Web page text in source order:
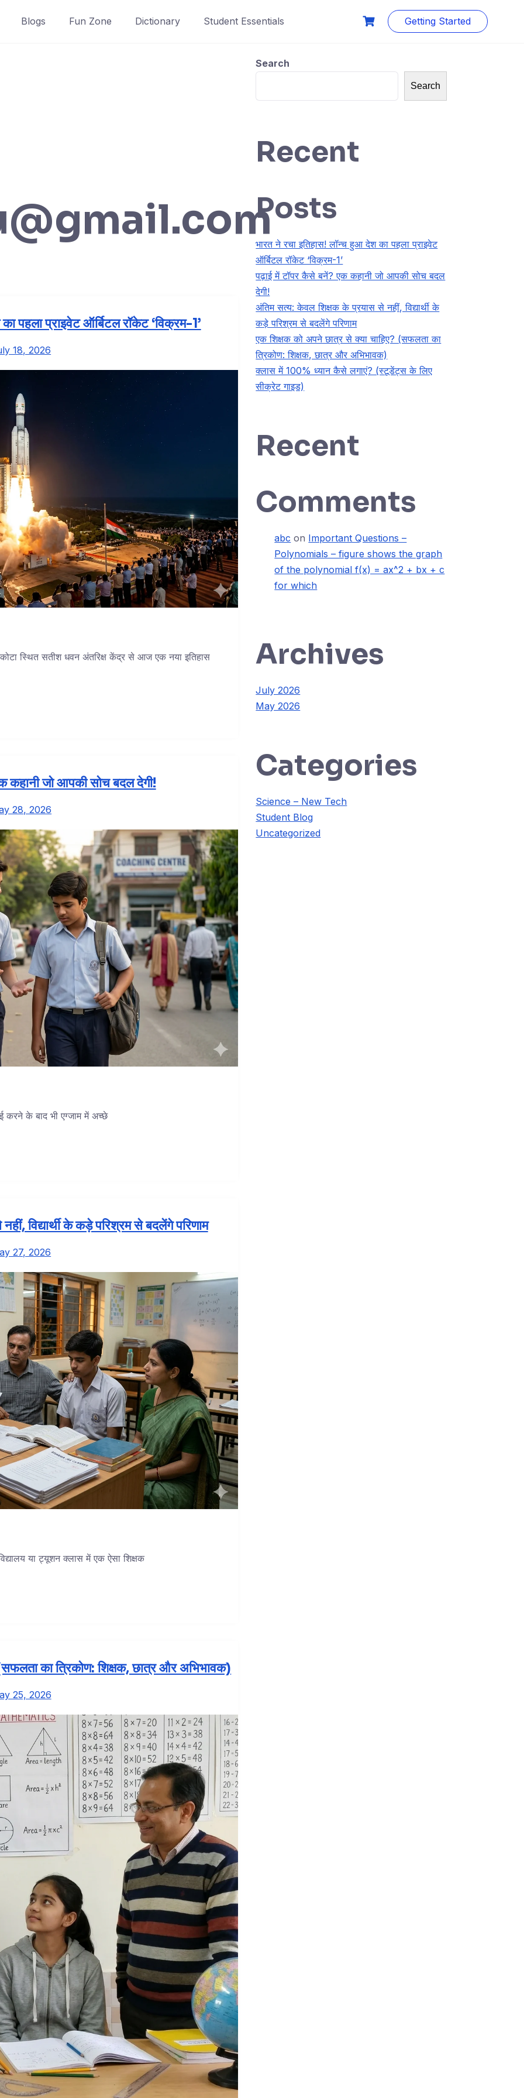
Blogs Fun Zone Dictionary Student Essentials Getting Started
पहला प्राइवेट ऑर्बिटल रॉकेट ‘विक्रम-1’
18, 2026
स्थित सतीश धवन अंतरिक्ष केंद्र से आज एक नया इतिहास
कहानी जो आपकी सोच बदल देगी!
28, 2026
करने के बाद भी एग्जाम में अच्छे
विद्यार्थी के कड़े परिश्रम से बदलेंगे परिणाम
27, 2026
या ट्यूशन क्लास में एक ऐसा शिक्षक
का त्रिकोण: शिक्षक, छात्र और अभिभावक)
25, 2026
Search
Search
Recent
Posts
भारत ने रचा इतिहास! लॉन्च हुआ देश का पहला प्राइवेट
ऑर्बिटल रॉकेट ‘विक्रम-1’
पढ़ाई में टॉपर कैसे बनें? एक कहानी जो आपकी सोच बदल
देगी!
अंतिम सत्य: केवल शिक्षक के प्रयास से नहीं, विद्यार्थी के
कड़े परिश्रम से बदलेंगे परिणाम
एक शिक्षक को अपने छात्र से क्या चाहिए? (सफलता का
त्रिकोण: शिक्षक, छात्र और अभिभावक)
क्लास में 100% ध्यान कैसे लगाएं? (स्टूडेंट्स के लिए
सीक्रेट गाइड)
Recent
Comments
abc on Important Questions –
Polynomials – figure shows the graph
of the polynomial f(x) = ax^2 + bx + c
for which
Archives
July 2026
May 2026
Categories
Science – New Tech
Student Blog
Uncategorized